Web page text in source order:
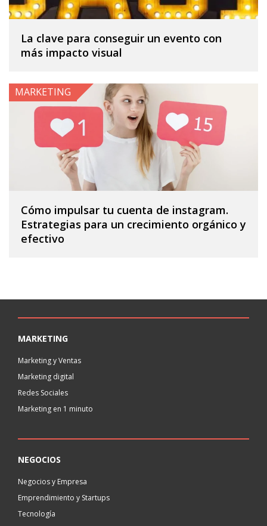
La clave para conseguir un evento con
más impacto visual
Cómo impulsar tu cuenta de instagram.
Estrategias para un crecimiento orgánico y
efectivo
MARKETING
MARKETING
Marketing y Ventas
Marketing digital
Redes Sociales
Marketing en 1 minuto
NEGOCIOS
Negocios y Empresa
Emprendimiento y Startups
Tecnología